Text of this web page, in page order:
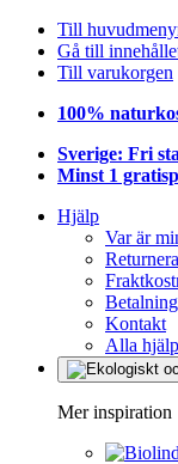
Till
Gå till
Till varukorgen
100%
Sverige: Fri
Minst 1
Hjälp
Var är
Kontakt
Alla
Mer inspiration